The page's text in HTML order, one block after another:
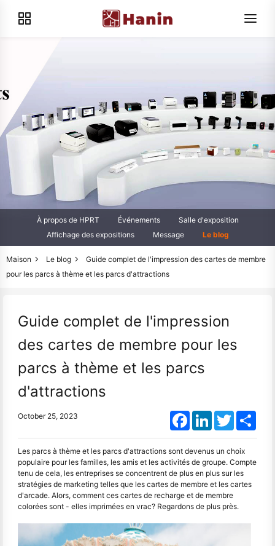
À propos de HPRT Événements
Salle d'exposition
Affichage des expositions
Message Le blog
Maison Le blog
Guide complet de l'impression des cartes de membre
pour les parcs à thème et les parcs d'attractions
Guide complet de l'impression
des cartes de membre pour les
parcs à thème et les parcs
d'attractions
October 25, 2023 FacebookLinkedInTwitter
Les parcs à thème et les parcs d'attractions sont devenus un choix
populaire pour les familles, les amis et les activités de groupe. Compte
tenu de cela, les entreprises se concentrent de plus en plus sur les
stratégies de marketing telles que les cartes de membre et les cartes
d'arcade. Alors, comment ces cartes de recharge et de membre
colorées sont - elles imprimées en vrac? Regardons de plus près.